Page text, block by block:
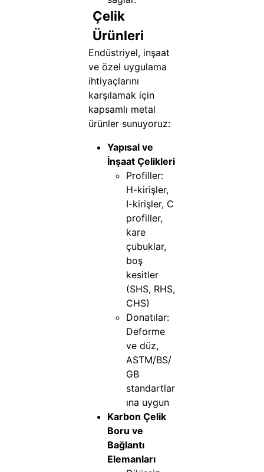
Çelik
Ürünleri
Endüstriyel, inşaat
ve özel uygulama
ihtiyaçlarını
karşılamak için
kapsamlı metal
ürünler sunuyoruz:
Yapısal ve
İnşaat Çelikleri
Profiller:
H-kirişler,
I-kirişler, C
profiller,
kare
çubuklar,
boş
kesitler
(SHS, RHS,
CHS)
Donatılar:
Deforme
ve düz,
ASTM/BS/
GB
standartlar
ına uygun
Karbon Çelik
Boru ve
Bağlantı
Elemanları